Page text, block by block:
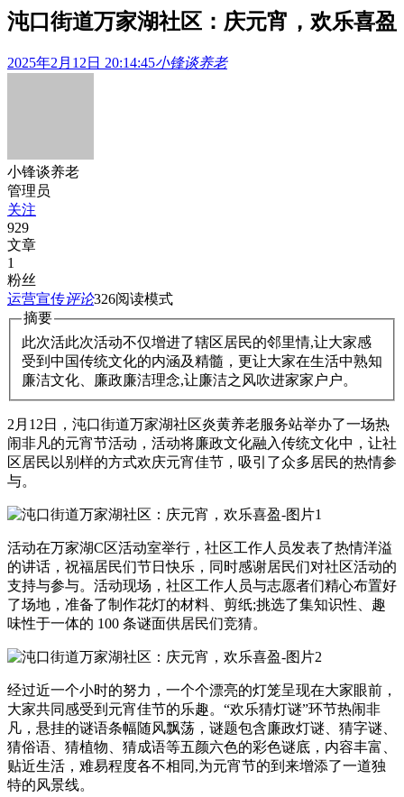
沌口街道万家湖社区：庆元宵，欢乐喜盈
2025年2月12日 20:14:45小锋谈养老
小锋谈养老
管理员
关注
929
文章
1
粉丝
运营宣传评论326阅读模式
摘要
此次活此次活动不仅增进了辖区居民的邻里情,让大家感
受到中国传统文化的内涵及精髓，更让大家在生活中熟知
廉洁文化、廉政廉洁理念,让廉洁之风吹进家家户户。
2月12日，沌口街道万家湖社区炎黄养老服务站举办了一场热
闹非凡的元宵节活动，活动将廉政文化融入传统文化中，让社
区居民以别样的方式欢庆元宵佳节，吸引了众多居民的热情参
与。
活动在万家湖C区活动室举行，社区工作人员发表了热情洋溢
的讲话，祝福居民们节日快乐，同时感谢居民们对社区活动的
支持与参与。活动现场，社区工作人员与志愿者们精心布置好
了场地，准备了制作花灯的材料、剪纸;挑选了集知识性、趣
味性于一体的 100 条谜面供居民们竞猜。
经过近一个小时的努力，一个个漂亮的灯笼呈现在大家眼前，
大家共同感受到元宵佳节的乐趣。“欢乐猜灯谜”环节热闹非
凡，悬挂的谜语条幅随风飘荡，谜题包含廉政灯谜、猜字谜、
猜俗语、猜植物、猜成语等五颜六色的彩色谜底，内容丰富、
贴近生活，难易程度各不相同,为元宵节的到来增添了一道独
特的风景线。